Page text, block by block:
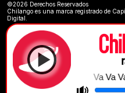
Va Va Va
©2026 Derechos Reservados
Chilango es una marca registrado de
Digital.